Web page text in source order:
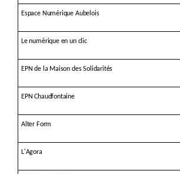
Espace Numérique Aubelois
Le numérique en un clic
EPN de la Maison des Solidarités
EPN Chaudfontaine
Alter Form
L'Agora